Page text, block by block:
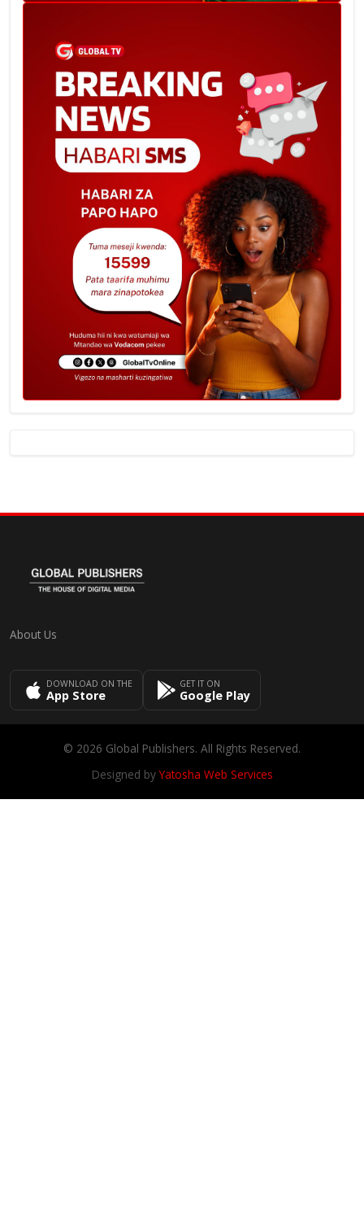
About Us
DOWNLOAD ON THE
App Store
GET IT ON
Google Play
© 2026 Global Publishers. All Rights Reserved.
Designed byYatosha Web Services